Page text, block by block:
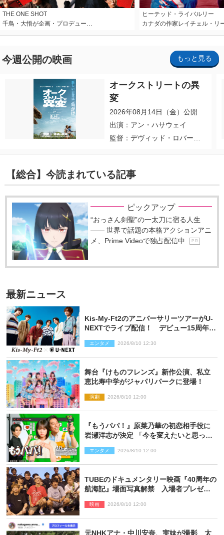
THE ONE SHOT
千鳥・大悟が企画・プロデュー…
ヒーテッド・ライバルリー
カナダの作家レイチェル・リ
今週公開の映画 もっと見る
オークストリートの異
変
2026年08月14日（金）公開
出演：アン・ハサウェイ
監督：デヴィッド・ロバー
【総合】今読まれている記事
ピックアップ
“おっさん剣聖”の一太刀に宿る人生
―― 世界で話題の本格アクションアニ
メ、Prime Videoで独占配信中
P R
最新ニュース
Kis‐My‐Ft2のアニバーサリーツアーがU‐
NEXTでライブ配信！ デビュー15周年の
エンタメ 2026/8/10 12:30
舞台『けものフレンズ』新作公演、私立
恵比寿中学がジャパリパークに登場！
演劇 2026/8/10 12:00
『もうパパ！』原菜乃華の初恋相手役に
岩瀬洋志が決定 「今を変えたいと思って
エンタメ 2026/8/10 12:00
TUBEのドキュメンタリー映画『40周年の
航海記』場面写真解禁 入場者プレゼン
映画 2026/8/10 12:00
元NHKアナ・中川安奈、実妹が撮影 太